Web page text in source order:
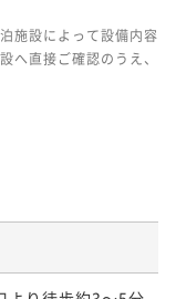
施設によって設備内容
へ直接ご確認のうえ、